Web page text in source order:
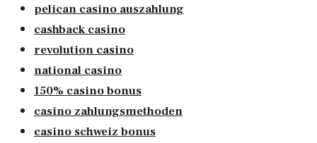
pelican casino auszahlung
cashback casino
revolution casino
national casino
150% casino bonus
casino zahlungsmethoden
casino schweiz bonus